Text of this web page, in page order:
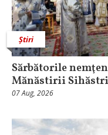
Știri
Sărbătorile
Mănăstirii
07 Aug, 2026